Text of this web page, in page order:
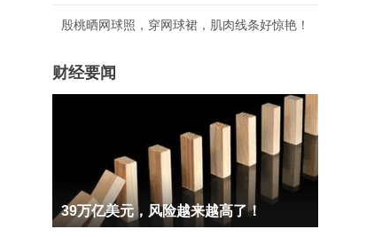
殷桃晒网球照，穿网球裙，肌肉线条好惊艳！
财经要闻
39万亿美元，风险越来越高了！